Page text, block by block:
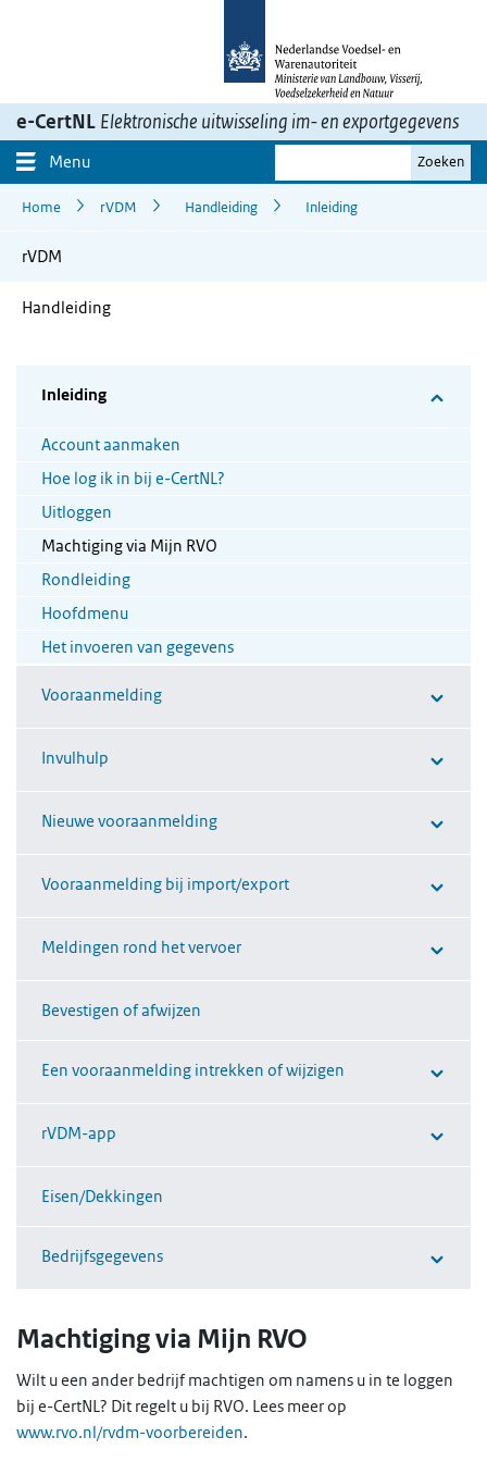
e-CertNL Elektronische uitwisseling im- en exportgegevens
Menu
zoekterm
Zoeken
Home rVDM Handleiding Inleiding
rVDM
Handleiding
Inleiding
Account aanmaken
Hoe log ik in bij e-CertNL?
Uitloggen
Machtiging via Mijn RVO
Rondleiding
Hoofdmenu
Het invoeren van gegevens
Vooraanmelding
Invulhulp
Nieuwe vooraanmelding
Vooraanmelding bij import/export
Meldingen rond het vervoer
Bevestigen of afwijzen
Een vooraanmelding intrekken of wijzigen
rVDM-app
Eisen/Dekkingen
Bedrijfsgegevens
Machtiging via Mijn RVO
Wilt u een ander bedrijf machtigen om namens u in te loggen
bij e-CertNL? Dit regelt u bij RVO. Lees meer op
www.rvo.nl/rvdm-voorbereiden.